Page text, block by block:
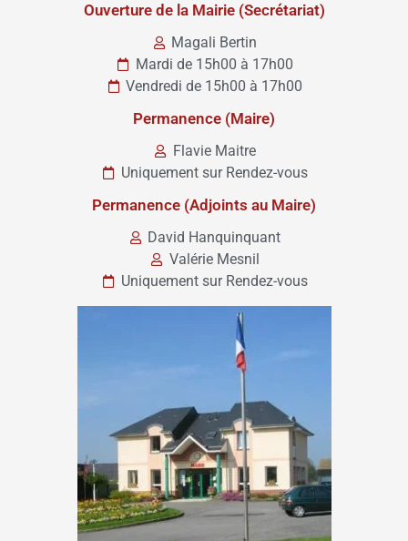
Ouverture de la Mairie (Secrétariat)
Magali Bertin
Mardi de 15h00 à 17h00
Vendredi de 15h00 à 17h00
Permanence (Maire)
Flavie Maitre
Uniquement sur Rendez-vous
Permanence (Adjoints au Maire)
David Hanquinquant
Valérie Mesnil
Uniquement sur Rendez-vous